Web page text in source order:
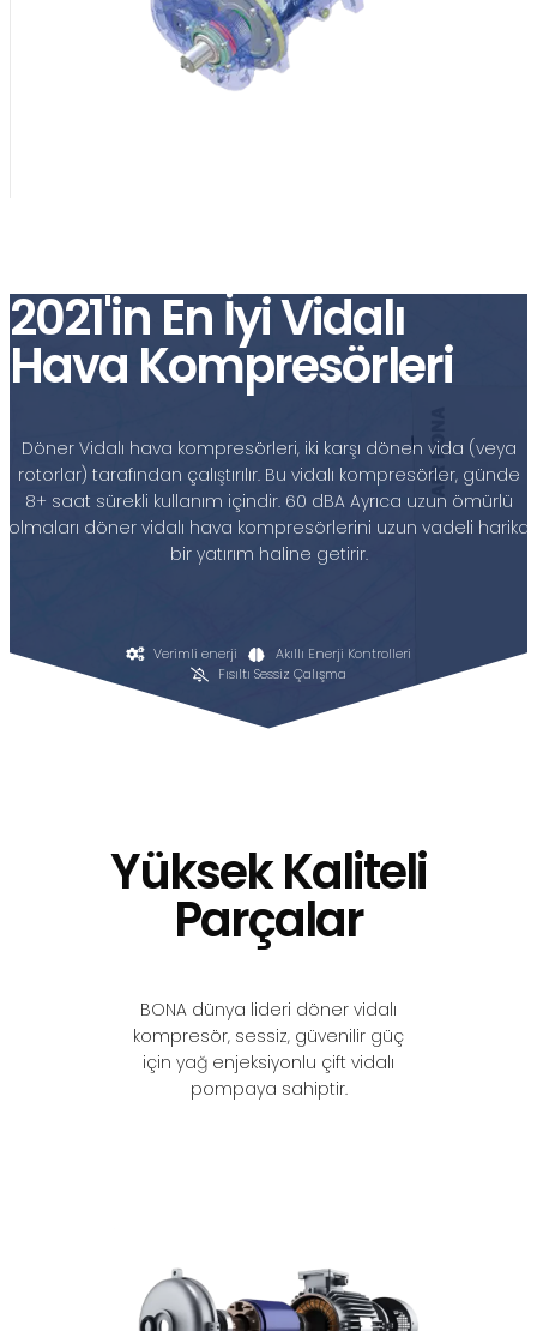
2021'in En İyi Vidalı
Hava Kompresörleri
Döner Vidalı hava kompresörleri, iki karşı dönen vida (veya
rotorlar) tarafından çalıştırılır. Bu vidalı kompresörler, günde
8+ saat sürekli kullanım içindir. 60 dBA Ayrıca uzun ömürlü
olmaları döner vidalı hava kompresörlerini uzun vadeli harika
bir yatırım haline getirir.
Verimli enerji
Akıllı Enerji Kontrolleri
Fısıltı Sessiz Çalışma
Yüksek Kaliteli
Parçalar
BONA dünya lideri döner vidalı
kompresör, sessiz, güvenilir güç
için yağ enjeksiyonlu çift vidalı
pompaya sahiptir.